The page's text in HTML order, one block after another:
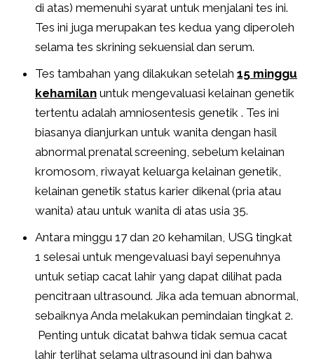
di atas) memenuhi syarat untuk menjalani tes ini.
Tes ini juga merupakan tes kedua yang diperoleh
selama tes skrining sekuensial dan serum.
Tes tambahan yang dilakukan setelah 15 minggu
kehamilan untuk mengevaluasi kelainan genetik
tertentu adalah amniosentesis genetik . Tes ini
biasanya dianjurkan untuk wanita dengan hasil
abnormal prenatal screening, sebelum kelainan
kromosom, riwayat keluarga kelainan genetik,
kelainan genetik status karier dikenal (pria atau
wanita) atau untuk wanita di atas usia 35.
Antara minggu 17 dan 20 kehamilan, USG tingkat
1 selesai untuk mengevaluasi bayi sepenuhnya
untuk setiap cacat lahir yang dapat dilihat pada
pencitraan ultrasound. Jika ada temuan abnormal,
sebaiknya Anda melakukan pemindaian tingkat 2.
Penting untuk dicatat bahwa tidak semua cacat
lahir terlihat selama ultrasound ini dan bahwa